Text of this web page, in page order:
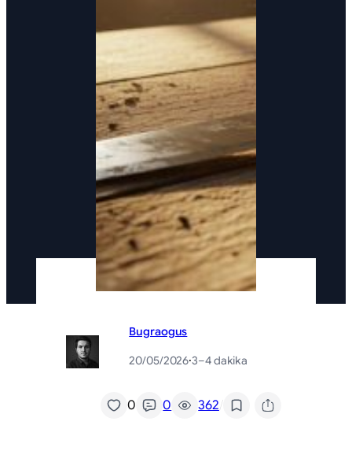
Bugraogus
20/05/2026·3–4 dakika
0 0 362/